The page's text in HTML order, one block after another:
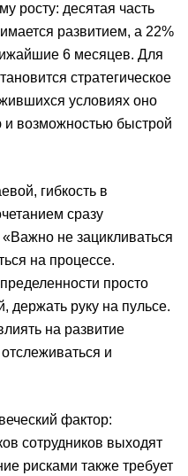
росту: десятая часть
развитием, а 22%
6 месяцев. Для
стратегическое
условиях оно
и возможностью быстрой
гибкость в
сразу
«Важно не зацикливаться
на процессе.
просто
держать руку на пульсе.
на развитие
и
фактор:
сотрудников выходят
рисками также требует